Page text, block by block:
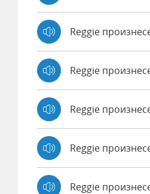
Reggie
Reggie
Reggie
Reggie
Reggie